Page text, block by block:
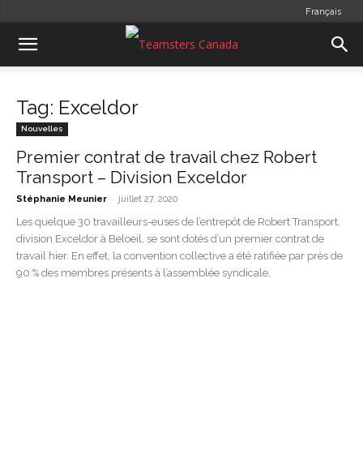
Français
Tag: Exceldor
Nouvelles
Premier contrat de travail chez Robert
Transport – Division Exceldor
Stéphanie Meunier - juillet 27, 2020
Les quelque 30 travailleurs-euses de l’entrepôt de Robert Transport,
division Exceldor à Beloeil, se sont dotés d’un premier contrat de
travail hier. En effet, la convention collective a été ratifiée par près de
90 % des membres présents à l’assemblée syndicale.